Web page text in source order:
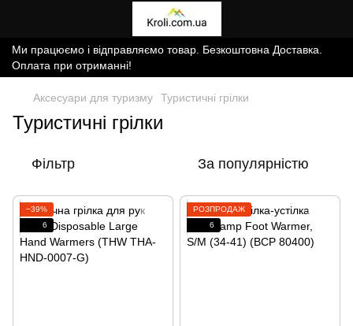
Ми працюємо і відправляємо товар. Безкоштовна Доставка.
Оплата при отриманні!
Аксесуари для туризму Туристичні грілки
Туристичні грілки
Фільтр За популярністю
−39%
6
РОЗПРОДАЖ
6